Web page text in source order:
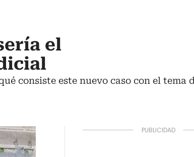
el
consiste este nuevo caso con el tema